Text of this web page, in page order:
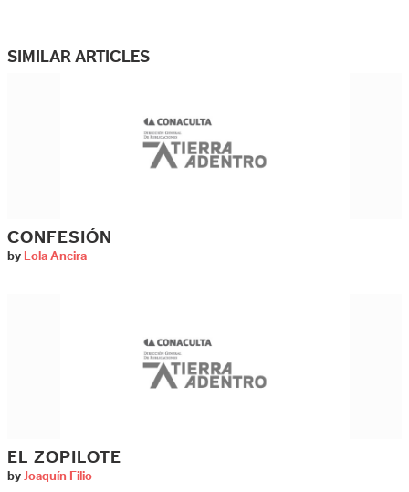
SIMILAR ARTICLES
CONFESIÓN
by Lola Ancira
EL ZOPILOTE
by Joaquín Filio